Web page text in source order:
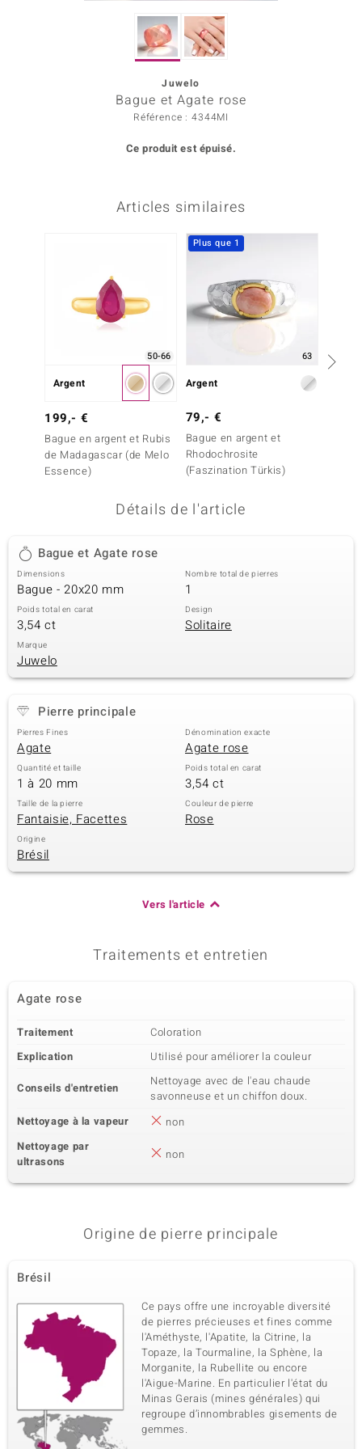
Collection
Juwelo
Bague et Agate rose
Référence : 4344MI
Ce produit est épuisé.
Articles similaires
50-66
Argent
199,- €
Bague en argent et Rubis
de Madagascar (de Melo
Essence)
Plus que 1
63
Argent
79,- €
Bague en argent et
Rhodochrosite
(Faszination Türkis)
Détails de l'article
Bague et Agate rose
Dimensions
Bague - 20x20 mm
Nombre total de pierres
1
Poids total en carat
3,54 ct
Design
Solitaire
Marque
Juwelo
Pierre principale
Pierres Fines
Agate
Dénomination exacte
Agate rose
Quantité et taille
1 à 20 mm
Poids total en carat
3,54 ct
Taille de la pierre
Fantaisie, Facettes
Couleur de pierre
Rose
Origine
Brésil
Vers l'article
Traitements et entretien
Agate rose
Traitement
Coloration
Explication
Utilisé pour améliorer la couleur
Conseils d'entretien
Nettoyage avec de l'eau chaude
savonneuse et un chiffon doux.
Nettoyage à la vapeur
non
Nettoyage par
ultrasons
non
Origine de pierre principale
Brésil
Ce pays offre une incroyable diversité
de pierres précieuses et fines comme
l'Améthyste, l'Apatite, la Citrine, la
Topaze, la Tourmaline, la Sphène, la
Morganite, la Rubellite ou encore
l'Aigue-Marine. En particulier l'état du
Minas Gerais (mines générales) qui
regroupe d’innombrables gisements de
gemmes.